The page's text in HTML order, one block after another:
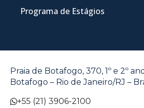
Programa de Estágios
Praia de Botafogo, 370, 1º e 2º
Botafogo – Rio de Janeiro/RJ –
+55 (21) 3906-2100